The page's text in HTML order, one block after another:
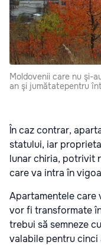
Moldovenii care nu şi-
an şi jumătatepentru
În caz contrar,
statului, iar
lunar chiria, potrivit
care va intra în
Apartamentele
vor fi transformate
trebui să semneze
valabile pentru cinci